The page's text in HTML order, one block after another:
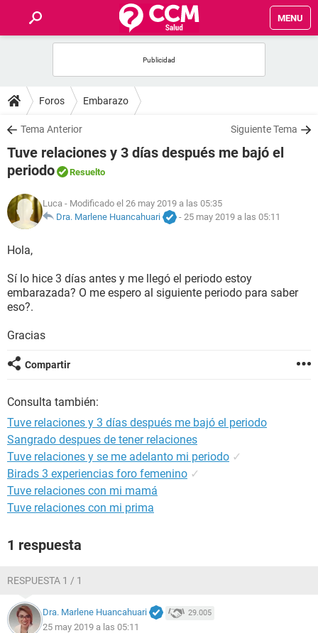
MENU
FOROS
SALUD
FAMILIA
NUTRICIÓN
SEXUALIDAD
GLOSARIO
Foros Embarazo
Tema Anterior Siguiente Tema
Tuve relaciones y 3 días después me bajó el
periodo
Resuelto
Luca - Modificado el 26 may 2019 a las 05:35
Dra. Marlene Huancahuari
- 25 may 2019 a las 05:11
Hola,
Sí lo hice 3 días antes y me llegó el periodo estoy
embarazada? O me espero al siguiente periodo para saber
eso?.
Gracias
Compartir
Consulta también:
Tuve relaciones y 3 días después me bajó el periodo
Sangrado despues de tener relaciones
Tuve relaciones y se me adelanto mi periodo ✓
Birads 3 experiencias foro femenino ✓
Tuve relaciones con mi mamá
Tuve relaciones con mi prima
1 respuesta
RESPUESTA 1 / 1
Dra. Marlene Huancahuari 29.005
25 may 2019 a las 05:11